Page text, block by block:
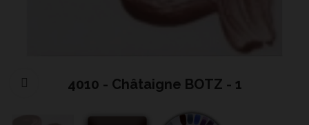
4010 - Châtaigne BOTZ - 1
Cliquer pour agrandir